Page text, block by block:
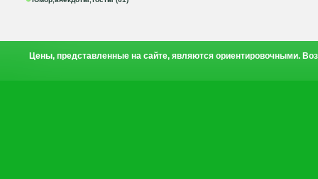
Цены, представленные на сайте, являются ориентировочными.